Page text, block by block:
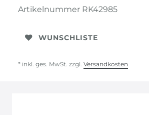
Artikelnummer RK42985
WUNSCHLISTE
* inkl. ges. MwSt. zzgl. Versandkosten